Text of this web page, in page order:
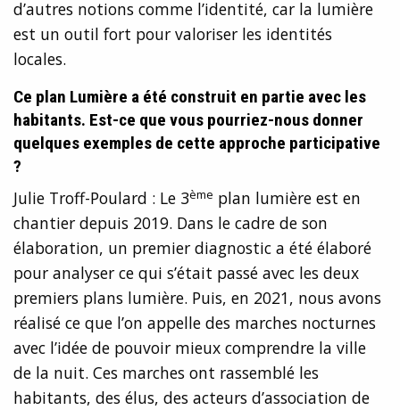
d’autres notions comme l’identité, car la lumière
est un outil fort pour valoriser les identités
locales.
Ce plan Lumière a été construit en partie avec les
habitants. Est-ce que vous pourriez-nous donner
quelques exemples de cette approche participative
?
Julie Troff-Poulard : Le 3ème plan lumière est en
chantier depuis 2019. Dans le cadre de son
élaboration, un premier diagnostic a été élaboré
pour analyser ce qui s’était passé avec les deux
premiers plans lumière. Puis, en 2021, nous avons
réalisé ce que l’on appelle des marches nocturnes
avec l’idée de pouvoir mieux comprendre la ville
de la nuit. Ces marches ont rassemblé les
habitants, des élus, des acteurs d’association de